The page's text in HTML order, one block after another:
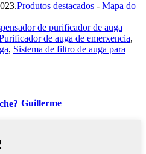
Produtos destacados - Mapa do
de purificador de auga
de auga de emerxencia,
, Sistema de filtro de auga para
Guillerme